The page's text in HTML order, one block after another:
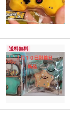
送料無料